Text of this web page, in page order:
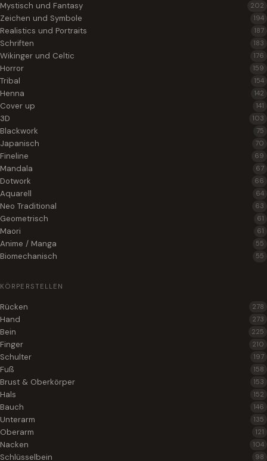
Mystisch und Fantasy 202
Zeichen und Symbole 194
Realistics und Portraits 187
Schriften 183
Wikinger und Celtic 176
Horror 159
Tribal 154
Henna 142
Cover up 141
3D 103
Blackwork 75
Japanisch 70
Fineline 69
Mandala 67
Dotwork 66
Aquarell 64
Neo Traditional 63
Geometrisch 61
Maori 61
Anime / Manga 55
Biomechanisch 55
KÖRPERSTELLEN
Rücken 278
Hand 273
Bein 225
Finger 210
Schulter 197
Fuß 158
Brust & Oberkörper 153
Hals 152
Bauch 146
Unterarm 135
Oberarm 121
Nacken 104
Schlüsselbein 98